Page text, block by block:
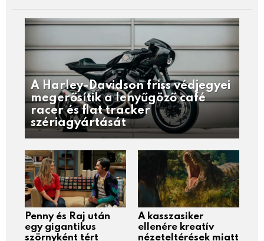
A Harley-Davidson friss védjegyei
megerősítik a lenyűgöző café
racer és flat tracker
szériagyártását
Penny és Raj után
egy gigantikus
szörnyként tért
A kasszasiker
ellenére kreatív
nézeteltérések miatt